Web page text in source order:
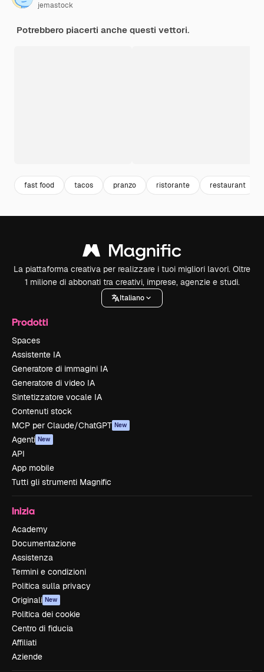
jemastock
Potrebbero piacerti anche questi vettori.
fast food tacos pranzo ristorante restaurant
La piattaforma creativa per realizzare i tuoi migliori lavori. Oltre
1 milione di abbonati tra creativi, imprese, agenzie e studi.
Italiano
Prodotti
Spaces
Assistente IA
Generatore di immagini IA
Generatore di video IA
Sintetizzatore vocale IA
Contenuti stock
MCP per Claude/ChatGPT New
Agenti New
API
App mobile
Tutti gli strumenti Magnific
Inizia
Academy
Documentazione
Assistenza
Termini e condizioni
Politica sulla privacy
Originali New
Politica dei cookie
Centro di fiducia
Affiliati
Aziende